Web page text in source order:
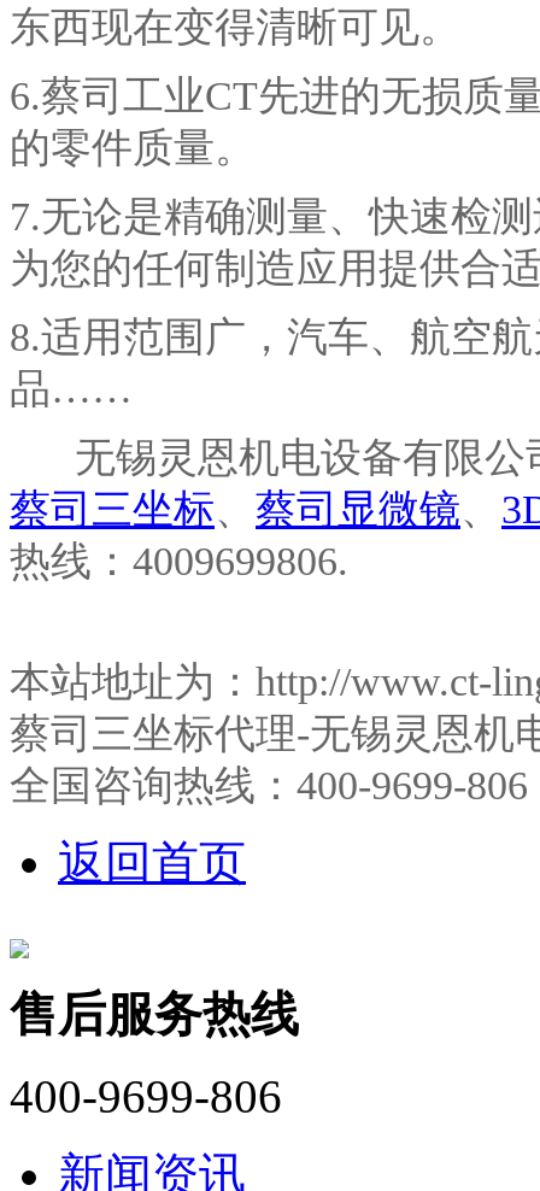
东西现在变得清晰可见。
6.蔡司工业CT先进的无损质
的零件质量。
7.无论是精确测量、快速检
为您的任何制造应用提供合
8.适用范围广，汽车、航空
品……
无锡灵恩机电设备有限公
蔡司三坐标、 蔡司显微镜、
热线：4009699806.
本站地址为：http://www.ct-
蔡司三坐标代理-无锡灵恩机
全国咨询热线：400-9699-806
返回首页
售后服务热线
400-9699-806
新闻资讯